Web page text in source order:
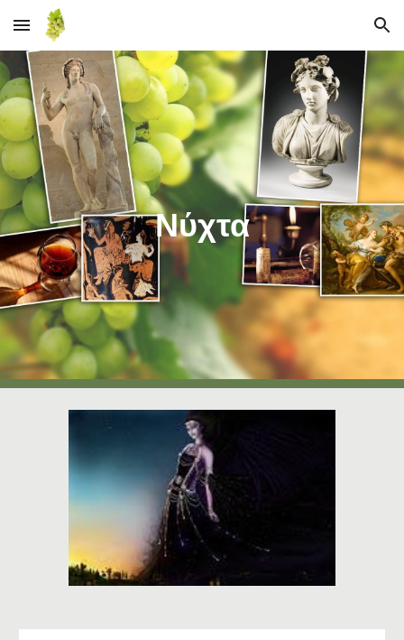
Skip to main content Skip to navigation
Νύχτα